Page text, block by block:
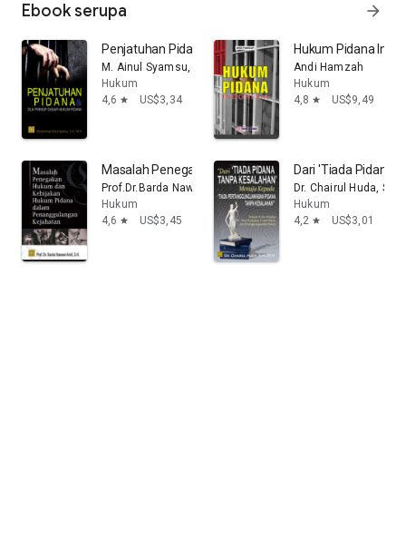
Ebook serupa arrow_forward
Penjatuhan Pidana & Dua Prinsip Dasar Hukum Pidana
M. Ainul Syamsu, S.H., M.H.
Hukum
4,6 star US$3,34
Hukum Pidana
Andi Hamzah
Hukum
4,8 star US$9,49
Masalah Penegakan Hukum dan Kebijakan Hukum
Prof.Dr.Barda Nawawi Arief, S.H.
Hukum
4,6 star US$3,45
Dari 'Tiada Pidana
Dr. Chairul Huda,
Hukum
4,2 star US$3,01